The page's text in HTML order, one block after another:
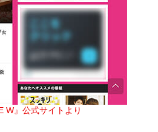
W』公式サイトより